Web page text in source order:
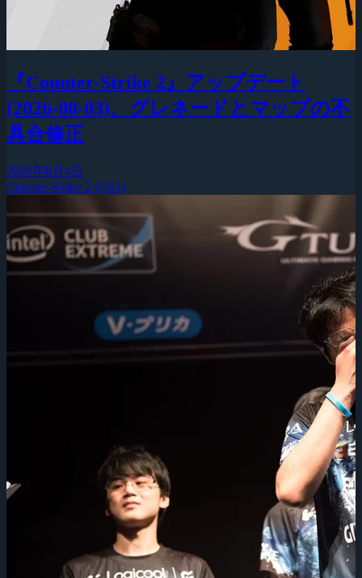
『Counter-Strike 2』アップデート
(2026-08-03)、グレネードとマップの不
具合修正
2026年8月4日
Counter-Strike 2 (CS2)